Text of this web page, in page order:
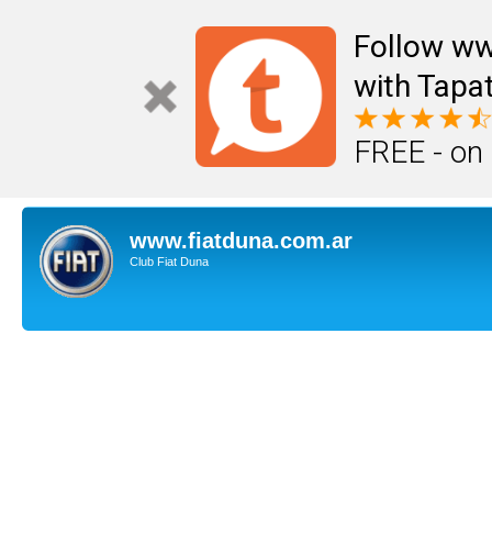
Follow
with
FREE -
www.fiatduna.com.ar
Club Fiat Duna